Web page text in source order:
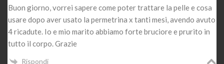
Buon giorno, vorrei sapere come poter trattare la pelle e cosa
usare dopo aver usato la permetrina x tanti mesi, avendo avuto
4 ricadute. Io e mio marito abbiamo forte bruciore e prurito in
tutto il corpo. Grazie
Rispondi